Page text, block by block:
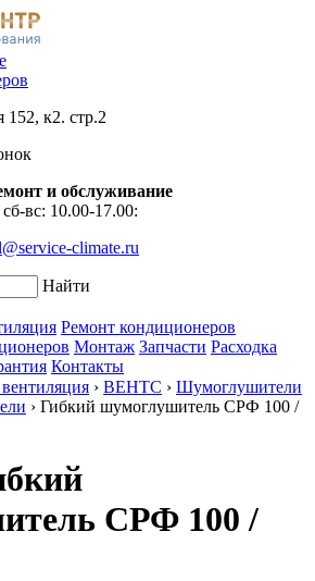
к2. стр.2
и обслуживание
вс: 10.00-17.00:
climate.ru
Найти
Ремонт кондиционеров
Монтаж Запчасти Расходка
Контакты
› ВЕНТС › Шумоглушители
› Гибкий шумоглушитель СРФ 100 /
СРФ 100 /